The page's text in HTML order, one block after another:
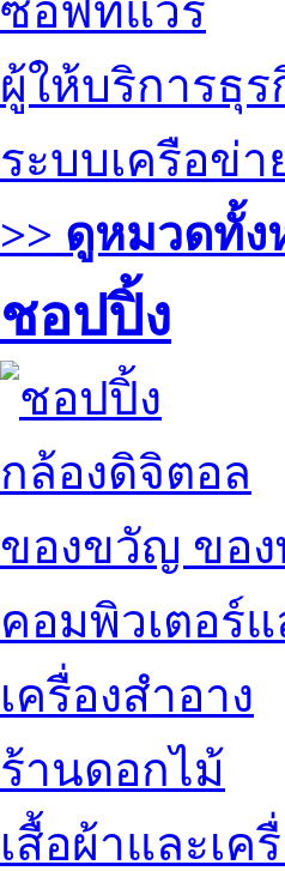
ซอฟท์แวร์
ผู้ให้บริการธุ
ระบบเครือข่า
>> ดูหมวดทั้ง
ชอปปิ้ง
กล้องดิจิตอล
ของขวัญ ของ
คอมพิวเตอร์
เครื่องสำอาง
ร้านดอกไม้
เสื้อผ้าและเค